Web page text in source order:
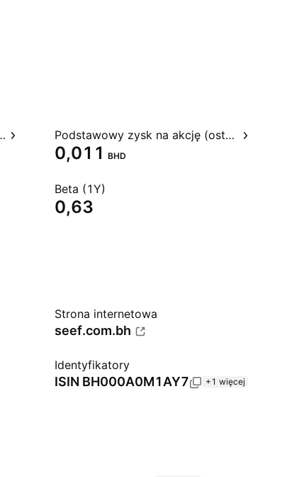
12 miesięcy Podstawowy zysk na akcję (ostatnie 12 miesięcy)
0,011 BHD
Beta (1Y)
0,63
Strona internetowa
seef.com.bh
Identyfikatory
ISIN BH000A0M1AY7 +1 więcej